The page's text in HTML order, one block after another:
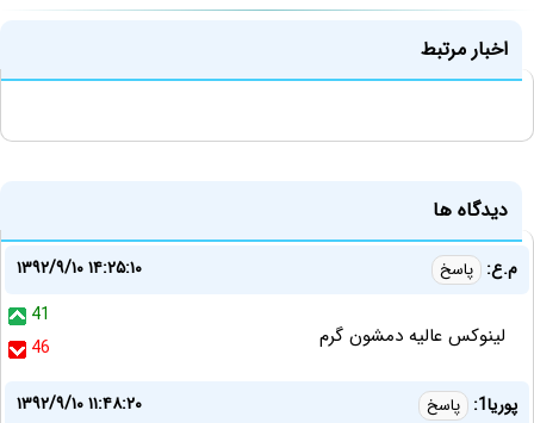
اخبار مرتبط
دیدگاه ها
م.ع: پاسخ
۱۳۹۲/۹/۱۰ ۱۴:۲۵:۱۰
41
46
لینوکس عالیه دمشون گرم
پوریا1: پاسخ
۱۳۹۲/۹/۱۰ ۱۱:۴۸:۲۰